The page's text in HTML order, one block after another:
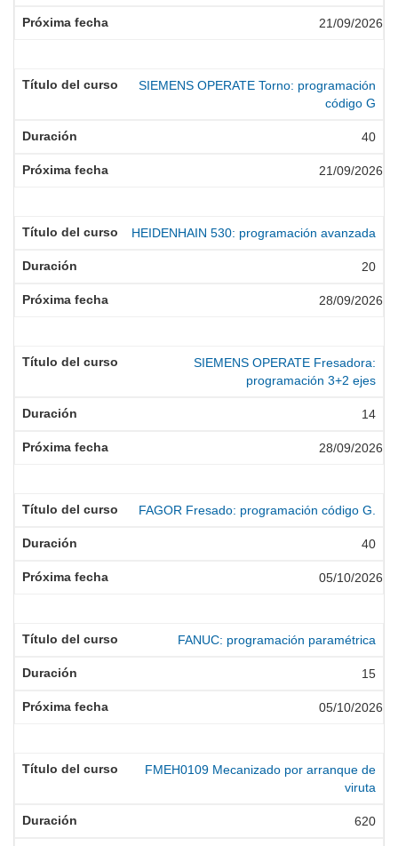
21/09/2026
SIEMENS OPERATE Torno: programación
código G
40
21/09/2026
HEIDENHAIN 530: programación avanzada
20
28/09/2026
SIEMENS OPERATE Fresadora:
programación 3+2 ejes
14
28/09/2026
FAGOR Fresado: programación código G.
40
05/10/2026
FANUC: programación paramétrica
15
05/10/2026
FMEH0109 Mecanizado por arranque de
viruta
620